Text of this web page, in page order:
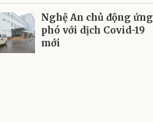
Nghệ An chủ động ứng
phó với dịch Covid-19
mới